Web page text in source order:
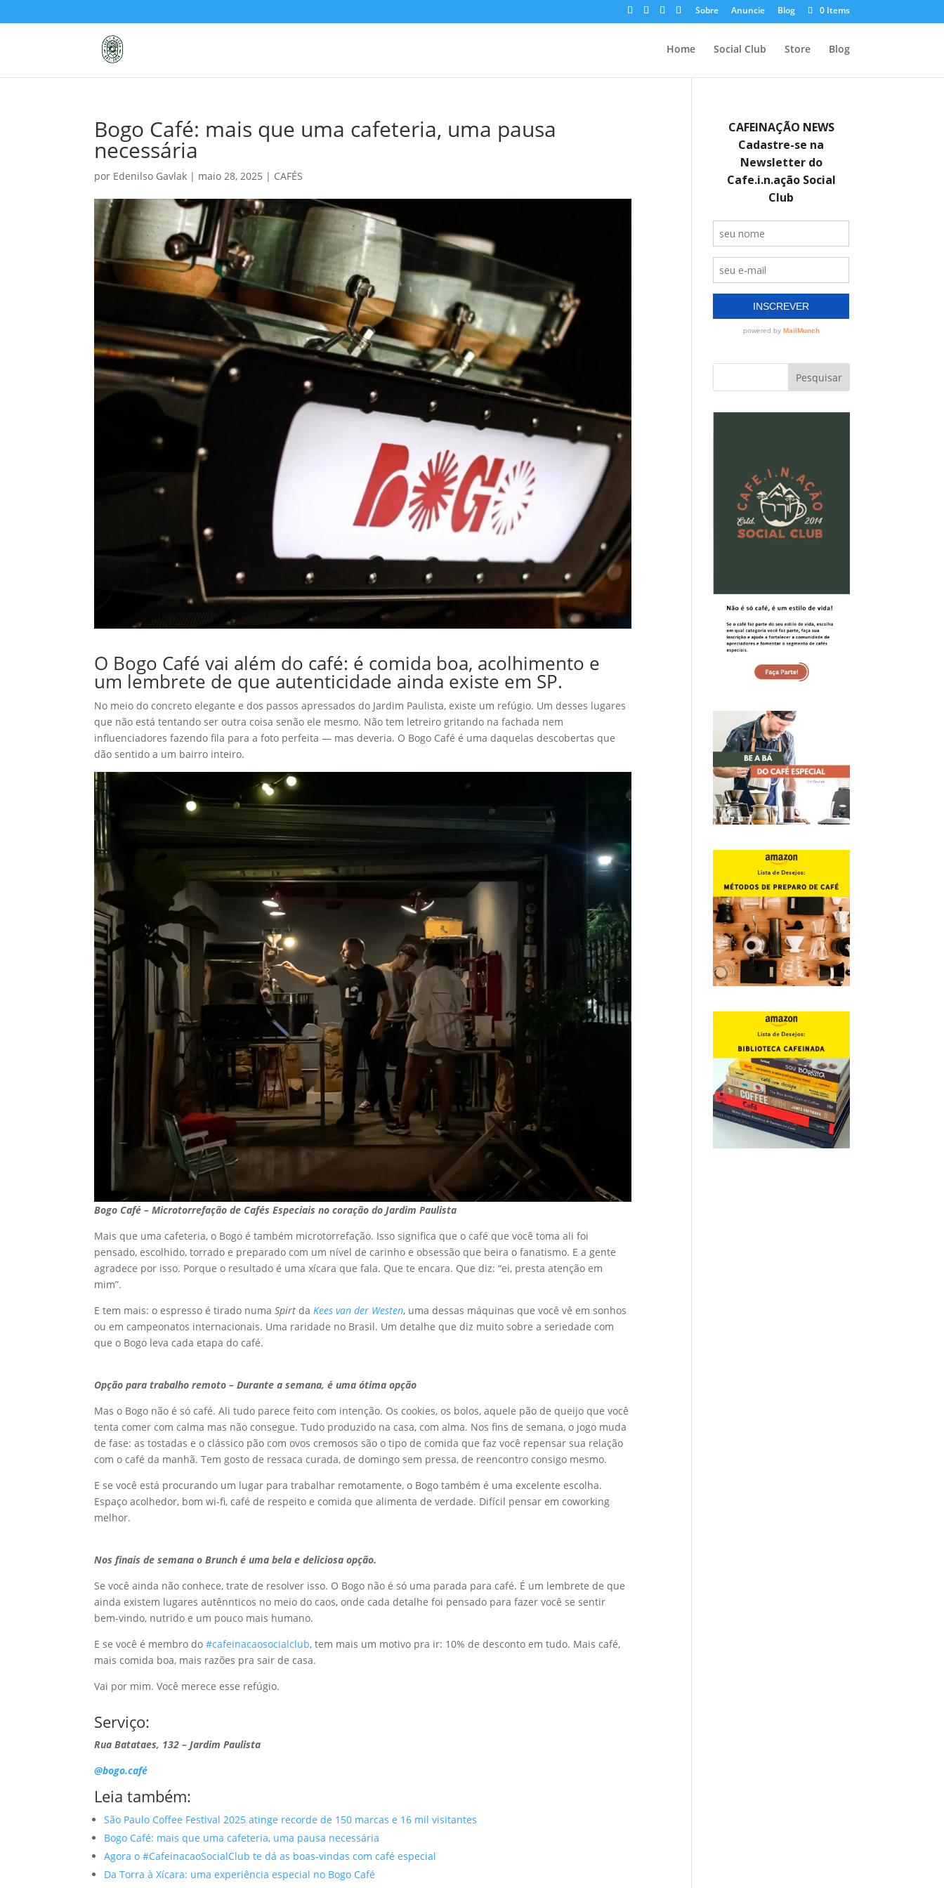
Sobre Anuncie Blog 0 Items
Home Social Club Store Blog
Bogo Café: mais que uma cafeteria, uma pausa
necessária
por Edenilso Gavlak | maio 28, 2025 | CAFÉS
O Bogo Café vai além do café: é comida boa, acolhimento e
um lembrete de que autenticidade ainda existe em SP.
No meio do concreto elegante e dos passos apressados do Jardim Paulista, existe um refúgio. Um desses lugares
que não está tentando ser outra coisa senão ele mesmo. Não tem letreiro gritando na fachada nem
influenciadores fazendo fila para a foto perfeita — mas deveria. O Bogo Café é uma daquelas descobertas que
dão sentido a um bairro inteiro.
Bogo Café – Microtorrefação de Cafés Especiais no coração do Jardim Paulista
Mais que uma cafeteria, o Bogo é também microtorrefação. Isso significa que o café que você toma ali foi
pensado, escolhido, torrado e preparado com um nível de carinho e obsessão que beira o fanatismo. E a gente
agradece por isso. Porque o resultado é uma xícara que fala. Que te encara. Que diz: “ei, presta atenção em
mim”.
E tem mais: o espresso é tirado numaSpirt da Kees van der Westen, uma dessas máquinas que você vê em sonhos
ou em campeonatos internacionais. Uma raridade no Brasil. Um detalhe que diz muito sobre a seriedade com
que o Bogo leva cada etapa do café.
Opção para trabalho remoto – Durante a semana, é uma ótima opção
Mas o Bogo não é só café. Ali tudo parece feito com intenção. Os cookies, os bolos, aquele pão de queijo que você
tenta comer com calma mas não consegue. Tudo produzido na casa, com alma. Nos fins de semana, o jogo muda
de fase: as tostadas e o clássico pão com ovos cremosos são o tipo de comida que faz você repensar sua relação
com o café da manhã. Tem gosto de ressaca curada, de domingo sem pressa, de reencontro consigo mesmo.
E se você está procurando um lugar para trabalhar remotamente, o Bogo também é uma excelente escolha.
Espaço acolhedor, bom wi-fi, café de respeito e comida que alimenta de verdade. Difícil pensar em coworking
melhor.
Nos finais de semana o Brunch é uma bela e deliciosa opção.
Se você ainda não conhece, trate de resolver isso. O Bogo não é só uma parada para café. É um lembrete de que
ainda existem lugares autênnticos no meio do caos, onde cada detalhe foi pensado para fazer você se sentir
bem-vindo, nutrido e um pouco mais humano.
E se você é membro do#cafeinacaosocialclub, tem mais um motivo pra ir: 10% de desconto em tudo. Mais café,
mais comida boa, mais razões pra sair de casa.
Vai por mim. Você merece esse refúgio.
Serviço:
Rua Batataes, 132 – Jardim Paulista
@bogo.café
Leia também:
São Paulo Coffee Festival 2025 atinge recorde de 150 marcas e 16 mil visitantes
Bogo Café: mais que uma cafeteria, uma pausa necessária
Agora o #CafeinacaoSocialClub te dá as boas-vindas com café especial
Da Torra à Xícara: uma experiência especial no Bogo Café